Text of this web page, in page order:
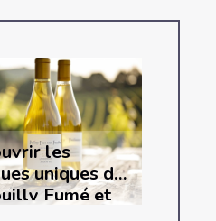
les
uniques des
Fumé et